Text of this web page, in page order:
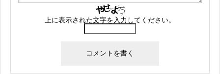
上に表示された文字を入力してください。